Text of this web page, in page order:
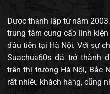
Được thành lập từ năm
trung tâm cung cấp linh
đầu tiên tại Hà Nội. Với sự
Suachua60s đã trở thành
trên thị trường Hà Nội, Bắc
rất nhiều khách hàng, cũng